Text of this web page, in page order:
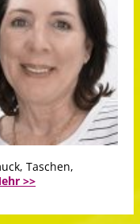
Taschen,
>>